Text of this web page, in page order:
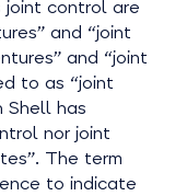
joint control are
and “joint
and “joint
to as “joint
Shell has
nor joint
The term
to indicate